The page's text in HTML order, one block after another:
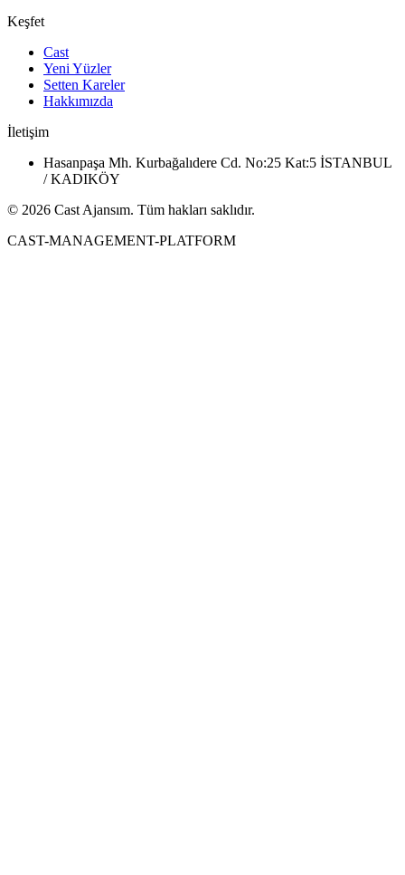
Keşfet
Cast
Yeni Yüzler
Setten Kareler
Hakkımızda
İletişim
Hasanpaşa Mh. Kurbağalıdere Cd. No:25 Kat:5 İSTANBUL
/ KADIKÖY
© 2026 Cast Ajansım. Tüm hakları saklıdır.
CAST-MANAGEMENT-PLATFORM